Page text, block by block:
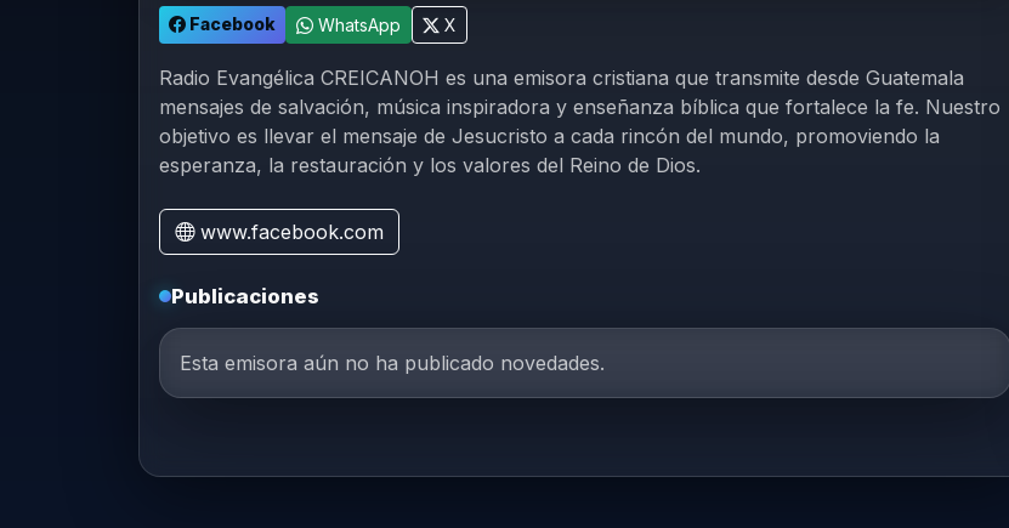
Facebook WhatsApp X
Radio Evangélica CREICANOH es una emisora cristiana que transmite desde Guatemala
mensajes de salvación, música inspiradora y enseñanza bíblica que fortalece la fe. Nuestro
objetivo es llevar el mensaje de Jesucristo a cada rincón del mundo, promoviendo la
esperanza, la restauración y los valores del Reino de Dios.
www.facebook.com
Publicaciones
Esta emisora aún no ha publicado novedades.